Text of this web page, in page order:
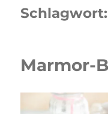
Schlagwort:
Marmor-